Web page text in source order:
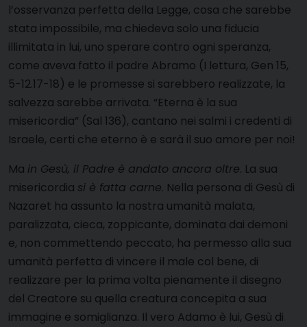
l’osservanza perfetta della Legge, cosa che sarebbe
stata impossibile, ma chiedeva solo una fiducia
illimitata in lui, uno sperare contro ogni speranza,
come aveva fatto il padre Abramo (I lettura, Gen 15,
5-12.17-18) e le promesse si sarebbero realizzate, la
salvezza sarebbe arrivata. “Eterna è la sua
misericordia” (Sal 136), cantano nei salmi i credenti di
Israele, certi che eterno è e sarà il suo amore per noi!
Ma in Gesù, il Padre è andato ancora oltre. La sua
misericordia si è fatta carne. Nella persona di Gesù di
Nazaret ha assunto la nostra umanità malata,
paralizzata, cieca, zoppicante, dominata dai demoni
e, non commettendo peccato, ha permesso alla sua
umanità perfetta di vincere il male col bene, di
realizzare per la prima volta pienamente il disegno
del Creatore su quella creatura concepita a sua
immagine e somiglianza. Il vero Adamo è lui, Gesù di